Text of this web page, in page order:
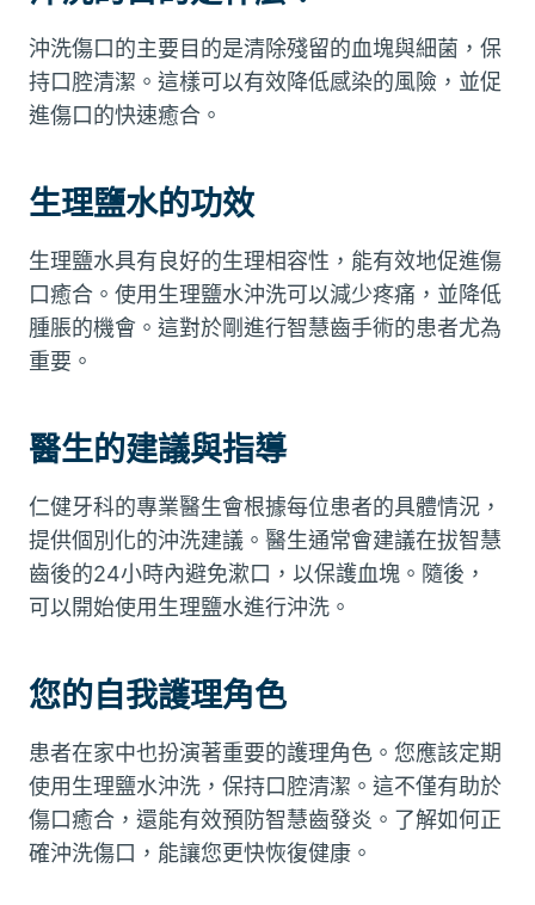
沖洗傷口的主要目的是清除殘留的血塊與細菌，保
持口腔清潔。這樣可以有效降低感染的風險，並促
進傷口的快速癒合。
生理鹽水的功效
生理鹽水具有良好的生理相容性，能有效地促進傷
口癒合。使用生理鹽水沖洗可以減少疼痛，並降低
腫脹的機會。這對於剛進行智慧齒手術的患者尤為
重要。
醫生的建議與指導
仁健牙科的專業醫生會根據每位患者的具體情況，
提供個別化的沖洗建議。醫生通常會建議在拔智慧
齒後的24小時內避免漱口，以保護血塊。隨後，
可以開始使用生理鹽水進行沖洗。
您的自我護理角色
患者在家中也扮演著重要的護理角色。您應該定期
使用生理鹽水沖洗，保持口腔清潔。這不僅有助於
傷口癒合，還能有效預防智慧齒發炎。了解如何正
確沖洗傷口，能讓您更快恢復健康。